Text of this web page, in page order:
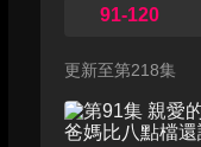
91-120
更新至第218集